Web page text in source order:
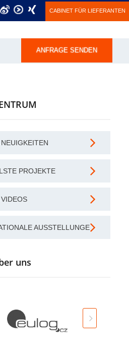
CABINET FÜR LIEFERANTEN
ANFRAGE SENDEN
PROJEKTE
AUSSTELLUNGEN
uns